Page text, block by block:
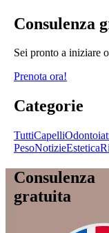
Consulenza
Sei pronto a iniziare
Prenota ora!
Categorie
TuttiCapelli
PesoNotizieEstetica
Consulenza
gratuita